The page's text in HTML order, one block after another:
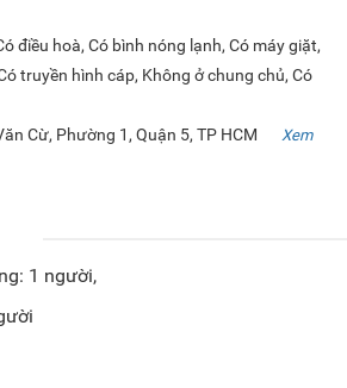
điều hoà, Có bình nóng lạnh, Có máy giặt,
truyền hình cáp, Không ở chung chủ, Có
Cừ, Phường 1, Quận 5, TP HCM
Xem
1 người,